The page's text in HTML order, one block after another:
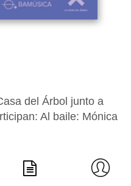
del Árbol junto a
Al baile: Mónica